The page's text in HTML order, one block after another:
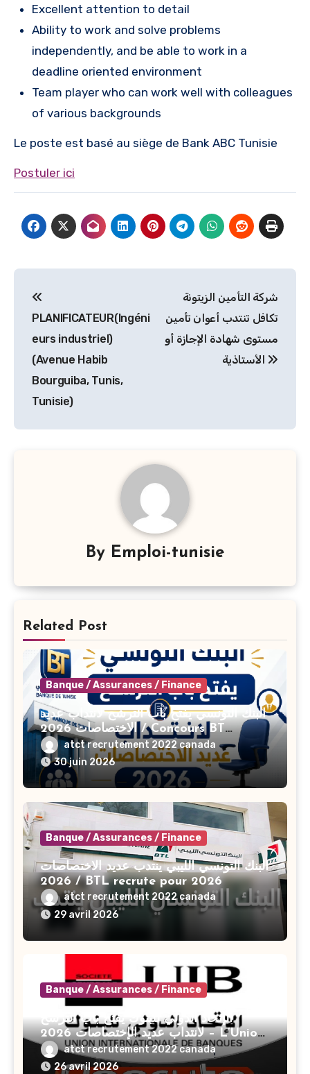
Excellent attention to detail
Ability to work and solve problems
independently, and be able to work in a
deadline oriented environment
Team player who can work well with colleagues
of various backgrounds
Le poste est basé au siège de Bank ABC Tunisie
Postuler ici
de
l’article
PLANIFICATEUR(Ingéni
eurs industriel)
(Avenue Habib
Bourguiba, Tunis,
Tunisie)
شركة التأمين الزيتونة
تكافل تنتدب أعوان تأمين
مستوى شهادة الإجازة أو
By Emploi-tunisie
Related Post
Banque / Assurances / Finance
البنك التونسي يفتح باب الترشح لانتداب عديد
الاختصاصات 2026 / Concours BT
Banque de Tunisie 2026
atct recrutement 2022 canada
30 juin 2026
Banque / Assurances / Finance
البنك التونسي الليبي ينتدب عديد الاختصاصات
2026 / BTL recrute pour 2026
atct recrutement 2022 canada
29 avril 2026
Banque / Assurances / Finance
الإتحاد الدولي للبنوك يفتح باب الترشح
لانتداب عديد الإختصاصات 2026 – L’Union
Internationale De Banques UIB
Recrute Plusieurs Profils En 2026
atct recrutement 2022 canada
26 avril 2026